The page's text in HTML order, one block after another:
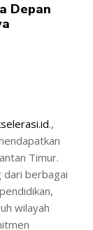
Depan
.,
Timur.
dari berbagai
wilayah